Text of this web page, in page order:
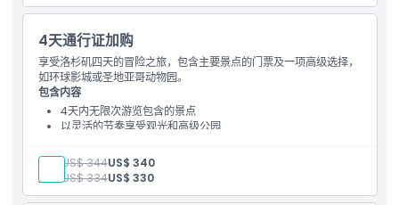
4天通行证加购
享受洛杉矶四天的冒险之旅，包含主要景点的门票及一项高级选择，
如环球影城或圣地亚哥动物园。
包含内容
4天内无限次游览包含的景点
以灵活的节奏享受观光和高级公园
成人: US$ 344US$ 340
儿童: US$ 334US$ 330